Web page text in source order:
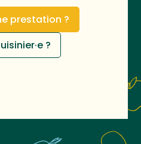
prestation ?
?
Chef it up